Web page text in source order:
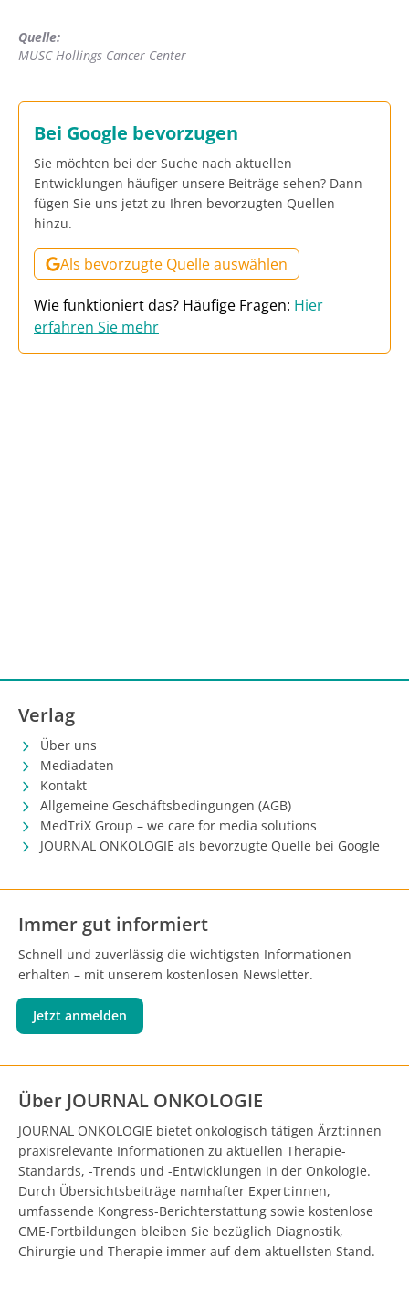
Quelle:
MUSC Hollings Cancer Center
Bei Google bevorzugen
Sie möchten bei der Suche nach aktuellen
Entwicklungen häufiger unsere Beiträge sehen? Dann
fügen Sie uns jetzt zu Ihren bevorzugten Quellen
hinzu.
Als bevorzugte Quelle auswählen
Wie funktioniert das? Häufige Fragen: Hier
erfahren Sie mehr
Verlag
Über uns
Mediadaten
Kontakt
Allgemeine Geschäftsbedingungen (AGB)
MedTriX Group – we care for media solutions
JOURNAL ONKOLOGIE als bevorzugte Quelle bei Google
Immer gut informiert
Schnell und zuverlässig die wichtigsten Informationen
erhalten – mit unserem kostenlosen Newsletter.
Jetzt anmelden
Über JOURNAL ONKOLOGIE
JOURNAL ONKOLOGIE bietet onkologisch tätigen Ärzt:innen
praxisrelevante Informationen zu aktuellen Therapie-
Standards, -Trends und -Entwicklungen in der Onkologie.
Durch Übersichtsbeiträge namhafter Expert:innen,
umfassende Kongress-Berichterstattung sowie kostenlose
CME-Fortbildungen bleiben Sie bezüglich Diagnostik,
Chirurgie und Therapie immer auf dem aktuellsten Stand.